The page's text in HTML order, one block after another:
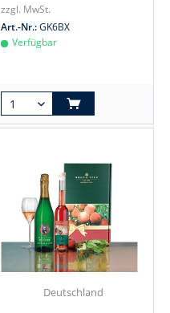
zzgl. MwSt.
Art.-Nr.:GK6BX
Verfügbar
Deutschland